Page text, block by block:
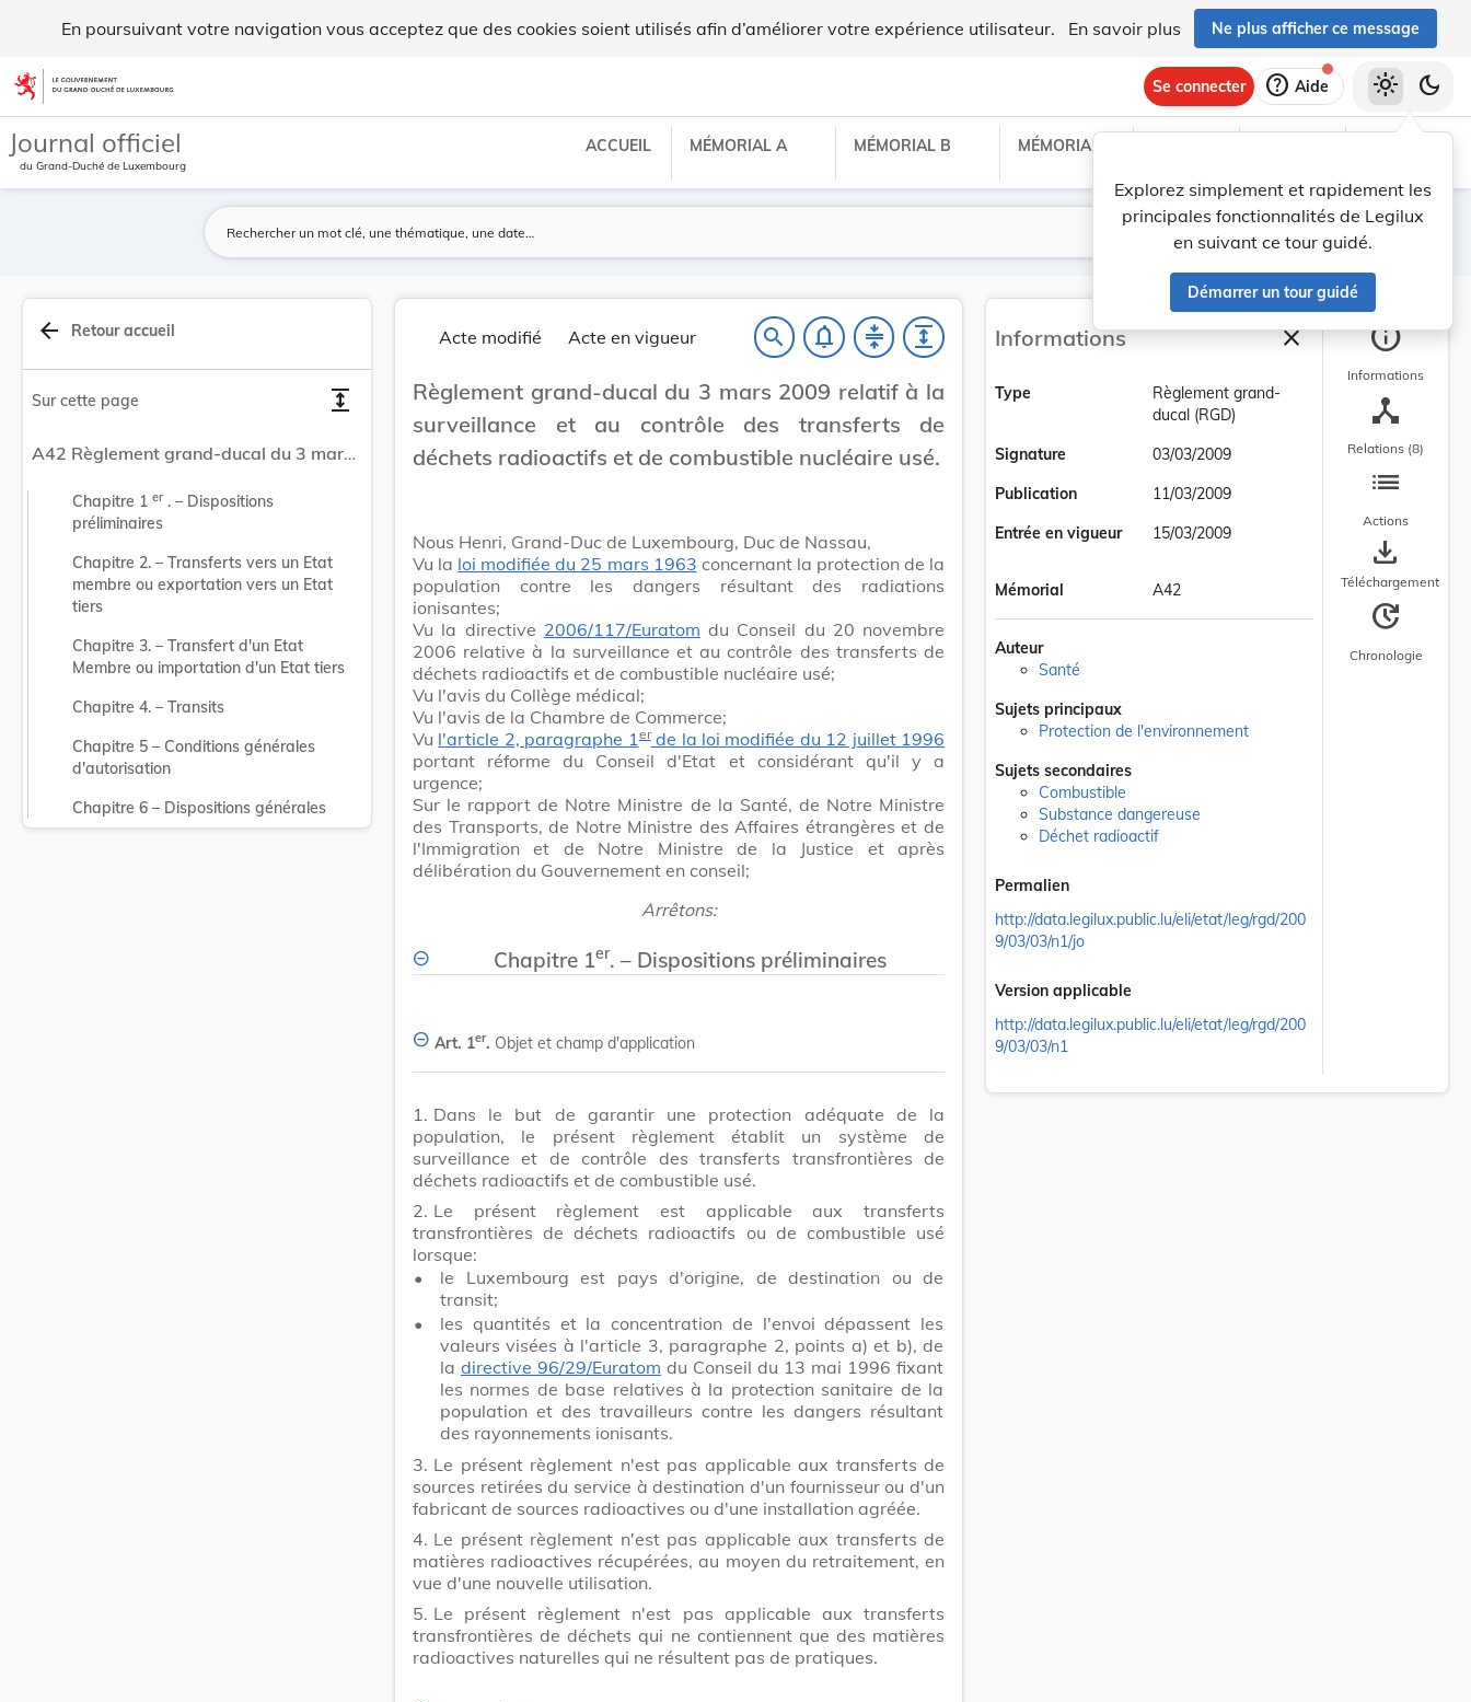
En poursuivant votre navigation vous acceptez que des cookies soient utilisés afin d’améliorer votre expérience utilisateur. En savoir plus Ne plus afficher ce message
Aller au contenu
Se connecter help Aide
Explorez simplement et rapidement les
principales fonctionnalités de Legilux
en suivant ce tour guidé.
Démarrer un tour guidé
light_mode dark_mode
Journal officiel
du Grand-Duché de Luxembourg
ACCUEIL MÉMORIAL A MÉMORIAL B MÉMORIAL C
Lancer la recherche
Filtres
arrow_back Retour accueil
Sur cette page expand
A42 Règlement grand-ducal du 3 mars 2009 relatif à la surveillance et au contrôle des transferts de déchets radioactifs et de combustible nucléaire usé.
Chapitre 1 er . – Dispositions
préliminaires
Chapitre 2. – Transferts vers un Etat
membre ou exportation vers un Etat
tiers
Chapitre 3. – Transfert d'un Etat
Membre ou importation d'un Etat tiers
Chapitre 4. – Transits
Chapitre 5 – Conditions générales
d'autorisation
Chapitre 6 – Dispositions générales
Acte modifié Acte en vigueur search notifications_none compress expand
Règlement grand-ducal du 3 mars 2009 relatif à la
surveillance et au contrôle des transferts de
déchets radioactifs et de combustible nucléaire usé.
Nous Henri, Grand-Duc de Luxembourg, Duc de Nassau,
Vu la loi modifiée du 25 mars 1963 concernant la protection de la
population contre les dangers résultant des radiations
ionisantes;
Vu la directive 2006/117/Euratom du Conseil du 20 novembre
2006 relative à la surveillance et au contrôle des transferts de
déchets radioactifs et de combustible nucléaire usé;
Vu l'avis du Collège médical;
Vu l'avis de la Chambre de Commerce;
Vu l'article 2, paragraphe 1erde la loi modifiée du 12 juillet 1996
portant réforme du Conseil d'Etat et considérant qu'il y a
urgence;
Sur le rapport de Notre Ministre de la Santé, de Notre Ministre
des Transports, de Notre Ministre des Affaires étrangères et de
l'Immigration et de Notre Ministre de la Justice et après
délibération du Gouvernement en conseil;
Arrêtons:
Chapitre 1er. – Dispositions préliminaires
Art. 1er. Objet et champ d'application
1. Dans le but de garantir une protection adéquate de la
population, le présent règlement établit un système de
surveillance et de contrôle des transferts transfrontières de
déchets radioactifs et de combustible usé.
2. Le présent règlement est applicable aux transferts
transfrontières de déchets radioactifs ou de combustible usé
lorsque:
•
le Luxembourg est pays d'origine, de destination ou de
transit;
•
les quantités et la concentration de l'envoi dépassent les
valeurs visées à l'article 3, paragraphe 2, points a) et b), de
la directive 96/29/Euratom du Conseil du 13 mai 1996 fixant
les normes de base relatives à la protection sanitaire de la
population et des travailleurs contre les dangers résultant
des rayonnements ionisants.
3. Le présent règlement n'est pas applicable aux transferts de
sources retirées du service à destination d'un fournisseur ou d'un
fabricant de sources radioactives ou d'une installation agréée.
4. Le présent règlement n'est pas applicable aux transferts de
matières radioactives récupérées, au moyen du retraitement, en
vue d'une nouvelle utilisation.
5. Le présent règlement n'est pas applicable aux transferts
transfrontières de déchets qui ne contiennent que des matières
radioactives naturelles qui ne résultent pas de pratiques.
Informations closeFermer la barre
Type
Règlement grand-
ducal (RGD)
Signature
03/03/2009
Publication
11/03/2009
Entrée en vigueur
15/03/2009
Mémorial A42
Auteur
Santé
Sujets principaux
Protection de l'environnement
Sujets secondaires
Combustible
Substance dangereuse
Déchet radioactif
Permalien
http://data.legilux.public.lu/eli/etat/leg/rgd/200
9/03/03/n1/jo
Version applicable
http://data.legilux.public.lu/eli/etat/leg/rgd/200
9/03/03/n1
info
Informations
device_hub
Relations (8)
list
Actions
save_alt
Téléchargement
update
Chronologie